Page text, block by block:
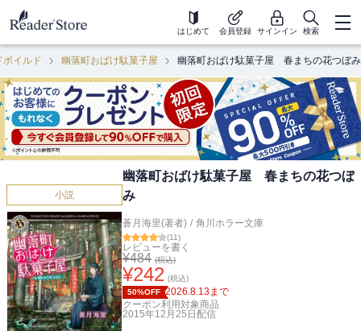
はじめて 会員登録 サインイン 検索
ボイルド 幽落町おばけ駄菓子屋 幽落町おばけ駄菓子屋 春まちの花つぼみ
小説
幽落町おばけ駄菓子屋 春まちの花つぼ
み
蒼月海里(著者) / 角川ホラー文庫
(11)
レビューを書く
¥484 (税込)
¥242 (税込)
50%OFF 2026.8.13まで
クーポン利用対象商品
2015年12月25日 配信